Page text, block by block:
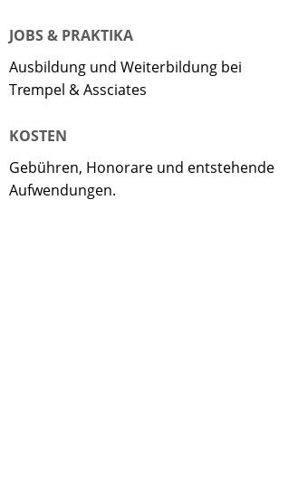
JOBS & PRAKTIKA
Ausbildung und Weiterbildung bei
Trempel & Assciates
KOSTEN
Gebühren, Honorare und entstehende
Aufwendungen.